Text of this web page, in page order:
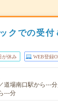
クでの受
が休み WEB登録
道場南口駅から---
---分